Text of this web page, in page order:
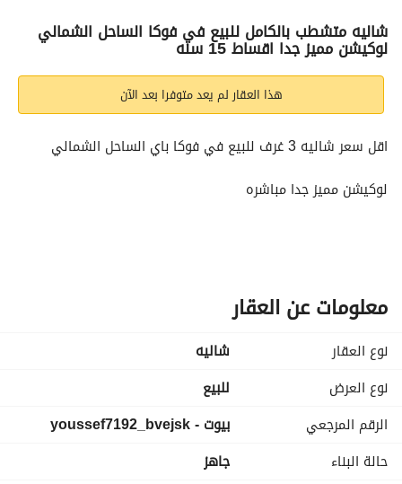
التفاصيل الاتجاهات والمؤشرات رهن عقاري
شاليه متشطب بالكامل للبيع في فوكا الساحل الشمالي
لوكيشن مميز جدا اقساط 15 سنه
هذا العقار لم يعد متوفرا بعد الآن
اقل سعر شاليه 3 غرف للبيع في فوكا باي الساحل الشمالي
لوكيشن مميز جدا مباشره
---------------------------
للتفاصيل : عرض معلومات الاتصال
يوسف جمال
----------------------------
لوكيشن مميز جدا
مساحه : 130 متر
3 غرف
معلومات عن العقار
نوع العقار
شاليه
نوع العرض
للبيع
الرقم المرجعي
بيوت - youssef7192_bvejsk
حالة البناء
جاهز